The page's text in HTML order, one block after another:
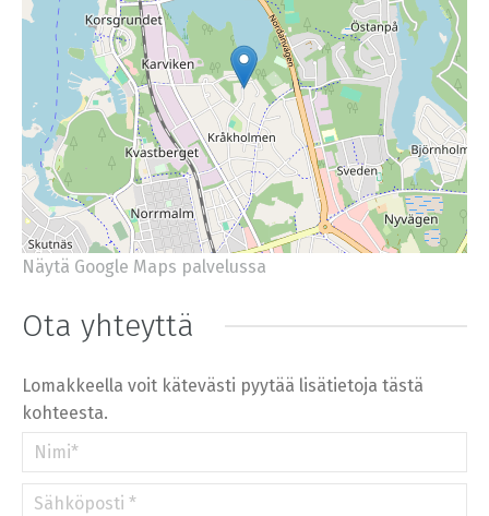
+
−
©OpenStreetMap contributors.
»
Näytä Google Maps palvelussa
Ota yhteyttä
Lomakkeella voit kätevästi pyytää lisätietoja tästä
kohteesta.